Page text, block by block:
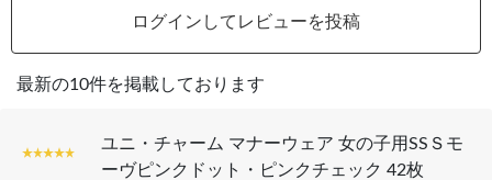
ログインしてレビューを投稿
最新の10件を掲載しております
ユニ・チャーム マナーウェア 女の子用SSＳモ
ーヴピンクドット・ピンクチェック 42枚